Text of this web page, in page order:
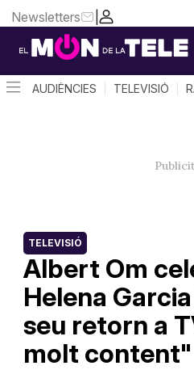
|
Newsletters
AUDIÈNCIES TELEVISIÓ
Albert Om
Helena
seu retorn a
molt content"
TELEVISIÓ